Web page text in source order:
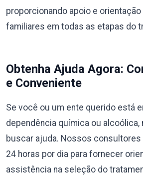
proporcionando apoio e
familiares em todas as etapas do
Obtenha Ajuda Agora:
e Conveniente
Se você ou um ente querido está
dependência química ou alcoólica,
buscar ajuda. Nossos
24 horas por dia para fornecer
assistência na seleção do